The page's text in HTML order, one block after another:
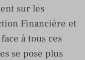
sur les
Financière et
à tous ces
se pose plus